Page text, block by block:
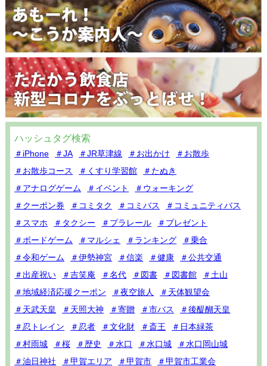
ハッシュタグ検索
＃iPhone ＃JA ＃JR草津線 ＃お出かけ
＃お散歩
＃お散歩コース
＃くすり学習館
＃たぬき
＃アナログゲーム
＃イベント
＃ウォーキング
＃クーポン券
＃コミタク ＃コミバス
＃コミュニティバス
＃スマホ
＃タクシー ＃プラレール
＃プレゼント
＃ボードゲーム
＃マルシェ ＃ランキング
＃乗合
＃令和ゲーム
＃伊勢神宮 ＃信楽 ＃健康
＃公共交通
＃出産祝い
＃吉笑庵 ＃名代 ＃図書 ＃図書館
＃土山
＃地域経済応援クーポン
＃夜空旅人
＃天体観望会
＃天武天皇
＃天照大神 ＃寄贈 ＃市バス
＃後醍醐天皇
＃忍トレイン
＃忍者 ＃文化財 ＃斎王
＃日本緑茶
＃村雨城
＃桜 ＃歴史 ＃水口 ＃水口城
＃水口岡山城
＃油日神社
＃甲賀エリア ＃甲賀市
＃甲賀市工業会